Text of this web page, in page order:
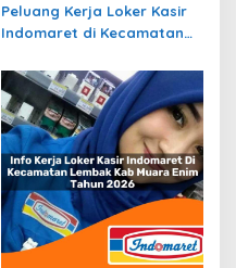
Peluang Kerja Loker Kasir
Indomaret di Kecamatan
Datar Tahun 2026